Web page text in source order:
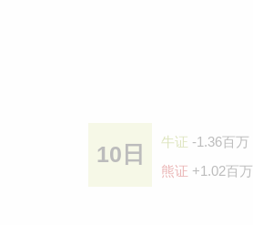
10日 牛证 -1.36百万
熊证 +1.02百万